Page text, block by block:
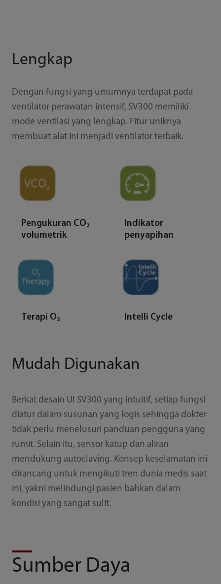
Lengkap
Dengan fungsi yang umumnya terdapat pada
ventilator perawatan intensif, SV300 memiliki
mode ventilasi yang lengkap. Fitur uniknya
membuat alat ini menjadi ventilator terbaik.
Pengukuran CO₂
volumetrik
Indikator
penyapihan
Terapi O₂ Intelli Cycle
Mudah Digunakan
Berkat desain UI SV300 yang intuitif, setiap fungsi
diatur dalam susunan yang logis sehingga dokter
tidak perlu menelusuri panduan pengguna yang
rumit. Selain itu, sensor katup dan aliran
mendukung autoclaving. Konsep keselamatan ini
dirancang untuk mengikuti tren dunia medis saat
ini, yakni melindungi pasien bahkan dalam
kondisi yang sangat sulit.
Sumber Daya